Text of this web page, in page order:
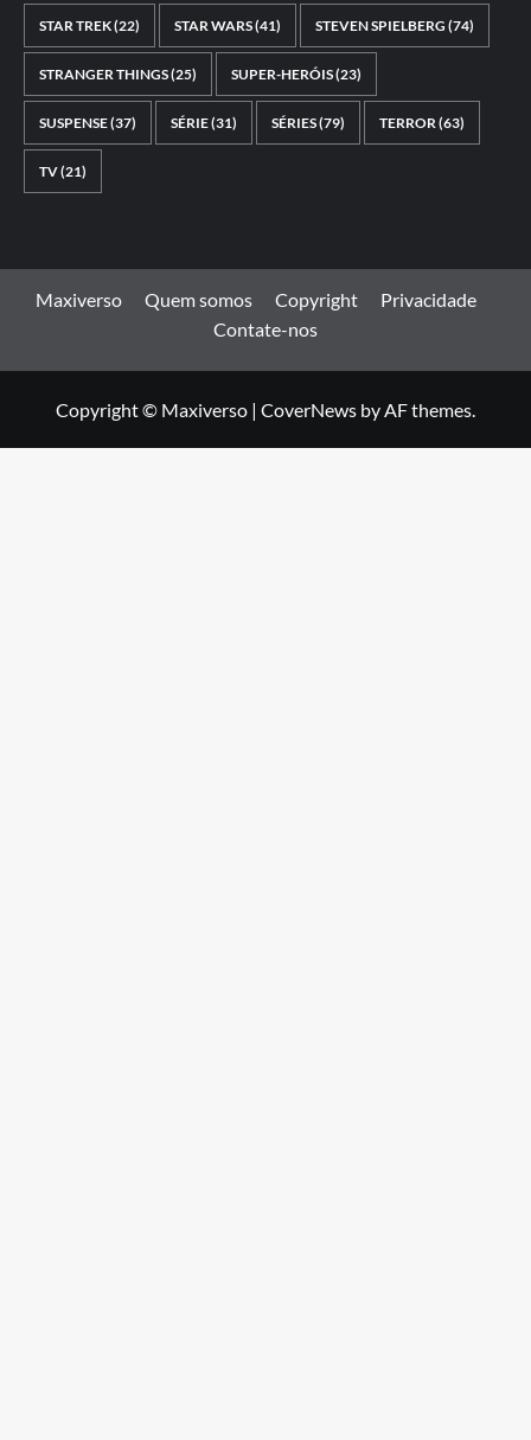
STAR TREK(22) STAR WARS(41) STEVEN SPIELBERG (74)
STRANGER THINGS(25) SUPER-HERÓIS(23)
SUSPENSE(37) SÉRIE(31) SÉRIES(79) TERROR(63)
TV(21)
Maxiverso Quem somos Copyright
Privacidade
Contate-nos
Copyright © Maxiverso | CoverNews by AF themes.